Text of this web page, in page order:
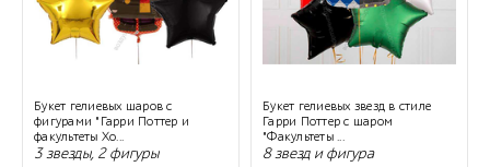
Букет гелиевых шаров с
фигурами "Гарри Поттер и
факультеты Хо...
3 звезды, 2 фигуры
Букет гелиевых звезд в стиле
Гарри Поттер с шаром
"Факультеты ...
8 звезд и фигура